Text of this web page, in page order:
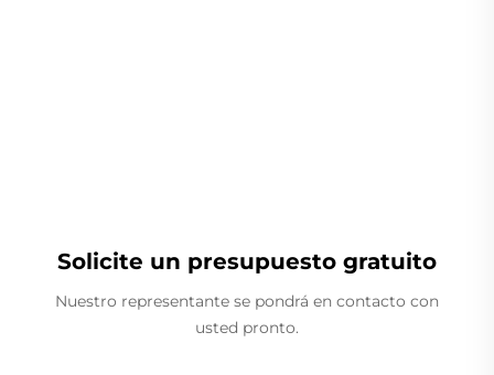
Solicite un presupuesto gratuito
Nuestro representante se pondrá en contacto con
usted pronto.